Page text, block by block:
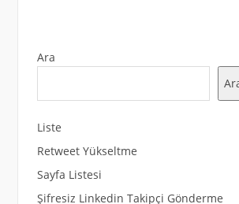
Ara
Liste
Retweet Yükseltme
Sayfa Listesi
Şifresiz Linkedin Takipçi Gönderme